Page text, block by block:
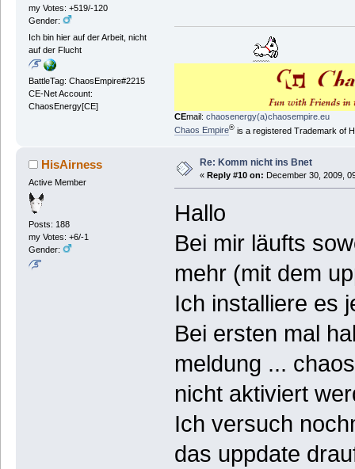
my Votes: +519/-120
Gender:
Ich bin hier auf der Arbeit, nicht
auf der Flucht
BattleTag: ChaosEmpire#2215
CE-Net Account:
ChaosEnergy[CE]
CEmail: chaosenergy(a)chaosempire.eu
Chaos Empire®is a registered Trademark of
HisAirness
Active Member
Posts: 188
my Votes: +6/-1
Gender:
Re: Komm nicht ins Bnet
« Reply #10 on: December 30, 2009,
Hallo
Bei mir läufts
mehr (mit dem
Ich installiere es
Bei ersten mal
meldung ...
nicht aktiviert
Ich versuch
das uppdate